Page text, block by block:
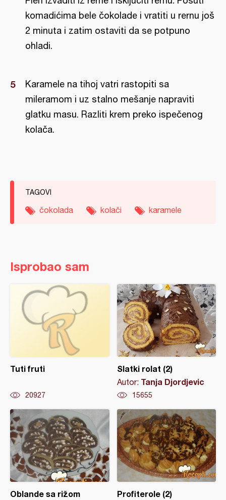
komadićima bele čokolade i vratiti u rernu još
2 minuta i zatim ostaviti da se potpuno
ohladi.
Karamele na tihoj vatri rastopiti sa
mileramom i uz stalno mešanje napraviti
glatku masu. Razliti krem preko ispečenog
kolača.
TAGOVI
čokolada kolači karamele
Isprobao sam
Tuti fruti
20927
Slatki rolat (2)
Autor: Tanja Djordjevic
15655
Oblande sa rižom Profiterole (2)